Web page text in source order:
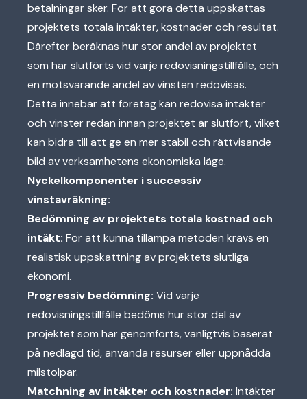
betalningar sker. För att göra detta uppskattas
projektets totala intäkter, kostnader och resultat.
Därefter beräknas hur stor andel av projektet
som har slutförts vid varje redovisningstillfälle, och
en motsvarande andel av vinsten redovisas.
Detta innebär att företag kan redovisa intäkter
och vinster redan innan projektet är slutfört, vilket
kan bidra till att ge en mer stabil och rättvisande
bild av verksamhetens ekonomiska läge.
Nyckelkomponenter i successiv
vinstavräkning:
Bedömning av projektets totala kostnad och
intäkt: För att kunna tillämpa metoden krävs en
realistisk uppskattning av projektets slutliga
ekonomi.
Progressiv bedömning: Vid varje
redovisningstillfälle bedöms hur stor del av
projektet som har genomförts, vanligtvis baserat
på nedlagd tid, använda resurser eller uppnådda
milstolpar.
Matchning av intäkter och kostnader: Intäkter